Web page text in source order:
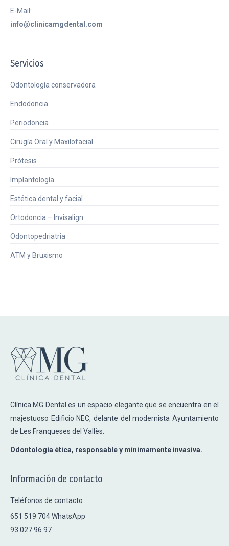
E-Mail:
info@clinicamgdental.com
Servicios
Odontología conservadora
Endodoncia
Periodoncia
Cirugía Oral y Maxilofacial
Prótesis
Implantología
Estética dental y facial
Ortodoncia – Invisalign
Odontopedriatria
ATM y Bruxismo
Clínica MG Dental es un espacio elegante que se encuentra en el
majestuoso Edificio NEC, delante del modernista Ayuntamiento
de Les Franqueses del Vallès.
Odontología ética, responsable y mínimamente invasiva.
Información de contacto
Teléfonos de contacto
651 519 704 WhatsApp
93 027 96 97